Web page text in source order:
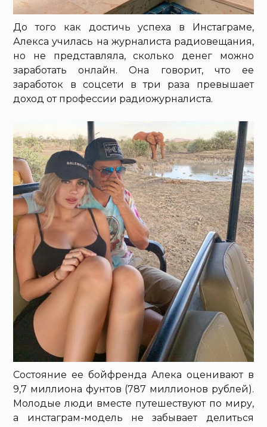
До того как достичь успеха в Инстаграме,
Алекса училась на журналиста радиовещания,
но не представляла, сколько денег можно
заработать онлайн. Она говорит, что ее
заработок в соцсети в три раза превышает
доход от профессии радиожурналиста.
Состояние ее бойфренда Алека оценивают в
9,7 миллиона фунтов (787 миллионов рублей).
Молодые люди вместе путешествуют по миру,
а инстаграм-модель не забывает делиться